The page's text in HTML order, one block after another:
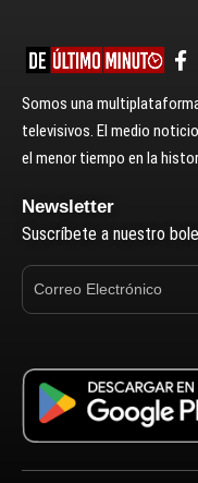
Somos una
televisivos. El medio
el menor tiempo en la
Newsletter
Suscríbete a nuestro